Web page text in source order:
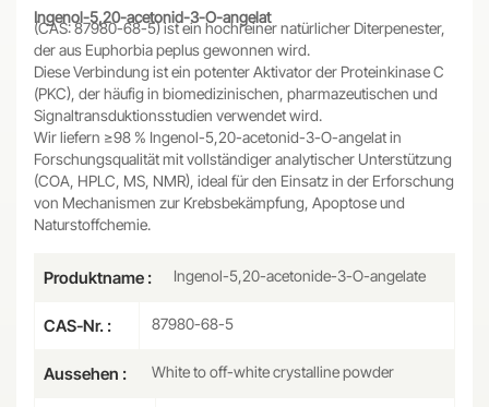
Ingenol-5,20-acetonid-3-O-angelat
(CAS: 87980-68-5) ist ein hochreiner natürlicher Diterpenester,
der aus Euphorbia peplus gewonnen wird.
Diese Verbindung ist ein potenter Aktivator der Proteinkinase C
(PKC), der häufig in biomedizinischen, pharmazeutischen und
Signaltransduktionsstudien verwendet wird.
Wir liefern ≥98 % Ingenol-5,20-acetonid-3-O-angelat in
Forschungsqualität mit vollständiger analytischer Unterstützung
(COA, HPLC, MS, NMR), ideal für den Einsatz in der Erforschung
von Mechanismen zur Krebsbekämpfung, Apoptose und
Naturstoffchemie.
Produktname : Ingenol-5,20-acetonide-3-O-angelate
CAS-Nr. : 87980-68-5
Aussehen : White to off-white crystalline powder